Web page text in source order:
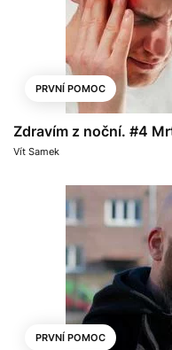
PRVNÍ POMOC
Zdravím z noční. #4
Vít Samek
PRVNÍ POMOC